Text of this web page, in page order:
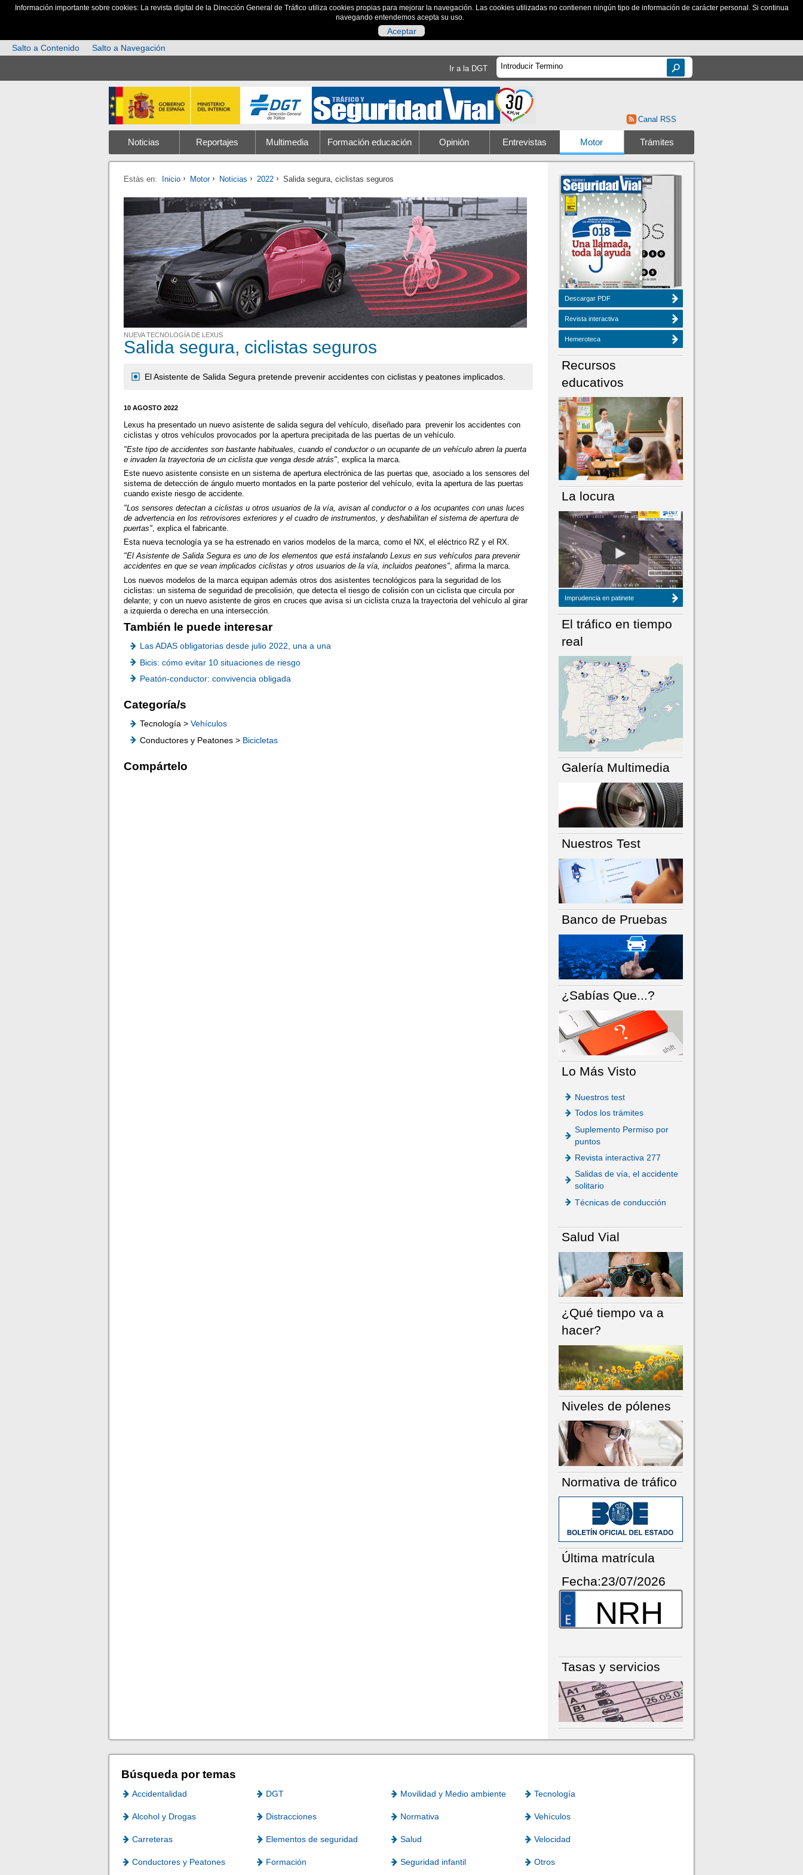
Información importante sobre cookies: La revista digital de la Dirección General de Tráfico utiliza cookies propias para mejorar la navegación. Las cookies utilizadas no contienen ningún tipo de información de carácter personal. Si continua
navegando entendemos acepta su uso.
Aceptar
Salto a Contenido
Salto a Navegación
Ir a la DGT
Canal RSS
Noticias Reportajes Multimedia Formación educación Opinión Entrevistas Motor Trámites
Estás en: Inicio Motor Noticias 2022 Salida segura, ciclistas seguros
NUEVA TECNOLOGÍA DE LEXUS
Salida segura, ciclistas seguros
El Asistente de Salida Segura pretende prevenir accidentes con ciclistas y peatones implicados.
10 AGOSTO 2022
Lexus ha presentado un nuevo asistente de salida segura del vehículo, diseñado para prevenir los accidentes con
ciclistas y otros vehículos provocados por la apertura precipitada de las puertas de un vehículo.
"Este tipo de accidentes son bastante habituales, cuando el conductor o un ocupante de un vehículo abren la puerta
e invaden la trayectoria de un ciclista que venga desde atrás" , explica la marca.
Este nuevo asistente consiste en un sistema de apertura electrónica de las puertas que, asociado a los sensores del
sistema de detección de ángulo muerto montados en la parte posterior del vehículo, evita la apertura de las puertas
cuando existe riesgo de accidente.
"Los sensores detectan a ciclistas u otros usuarios de la vía, avisan al conductor o a los ocupantes con unas luces
de advertencia en los retrovisores exteriores y el cuadro de instrumentos, y deshabilitan el sistema de apertura de
puertas" , explica el fabricante.
Esta nueva tecnología ya se ha estrenado en varios modelos de la marca, como el NX, el eléctrico RZ y el RX.
"El Asistente de Salida Segura es uno de los elementos que está instalando Lexus en sus vehículos para prevenir
accidentes en que se vean implicados ciclistas y otros usuarios de la vía, incluidos peatones", afirma la marca.
Los nuevos modelos de la marca equipan además otros dos asistentes tecnológicos para la seguridad de los
ciclistas: un sistema de seguridad de precolisión, que detecta el riesgo de colisión con un ciclista que circula por
delante; y con un nuevo asistente de giros en cruces que avisa si un ciclista cruza la trayectoria del vehículo al girar
a izquierda o derecha en una intersección.
También le puede interesar
Las ADAS obligatorias desde julio 2022, una a una
Bicis: cómo evitar 10 situaciones de riesgo
Peatón-conductor: convivencia obligada
Categoría/s
Tecnología >Vehículos
Conductores y Peatones > Bicicletas
Compártelo
NÚMERO ACTUAL HEMEROTECA
Descargar PDF
Revista interactiva
Hemeroteca
Recursos
educativos
La locura
Imprudencia en patinete
El tráfico en tiempo
real
Galería Multimedia
Nuestros Test
Banco de Pruebas
¿Sabías Que...?
Lo Más Visto
Nuestros test
Todos los trámites
Suplemento Permiso por
puntos
Revista interactiva 277
Salidas de vía, el accidente
solitario
Técnicas de conducción
Salud Vial
¿Qué tiempo va a
hacer?
Niveles de pólenes
Normativa de tráfico
Última matrícula
Fecha:23/07/2026
NRH
Tasas y servicios
Búsqueda por temas
Accidentalidad DGT Movilidad y Medio ambiente Tecnología
Alcohol y Drogas Distracciones Normativa Vehículos
Carreteras Elementos de seguridad Salud Velocidad
Conductores y Peatones Formación Seguridad infantil Otros